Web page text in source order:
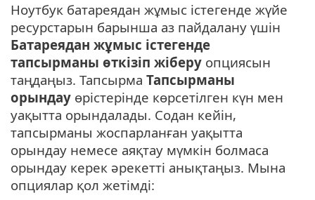
Ноутбук батареядан жұмыс істегенде жүйе
ресурстарын барынша аз пайдалану үшін
Батареядан жұмыс істегенде
тапсырманы өткізіп жіберу опциясын
таңдаңыз. Тапсырма Тапсырманы
орындау өрістерінде көрсетілген күн мен
уақытта орындалады. Содан кейін,
тапсырманы жоспарланған уақытта
орындау немесе аяқтау мүмкін болмаса
орындау керек әрекетті анықтаңыз. Мына
опциялар қол жетімді: